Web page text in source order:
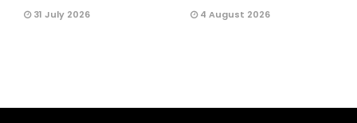
31 July 2026 4 August 2026